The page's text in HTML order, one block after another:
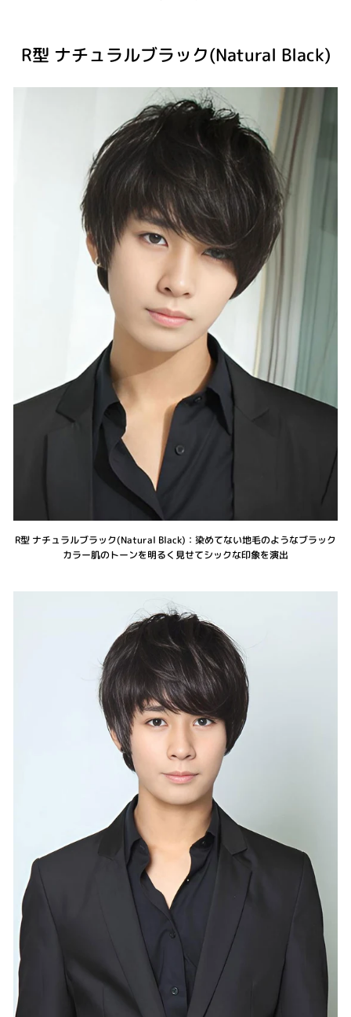
R型 ナチュラルブラック(Natural Black)
R型 ナチュラルブラック(Natural Black)：染めてない地毛のようなブラック
カラー肌のトーンを明るく見せてシックな印象を演出